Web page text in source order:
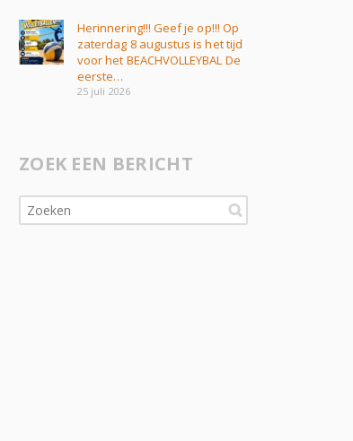
Herinnering!!! Geef je op!!! Op
zaterdag 8 augustus is het tijd
voor het BEACHVOLLEYBAL De
eerste…
25 juli 2026
ZOEK EEN BERICHT